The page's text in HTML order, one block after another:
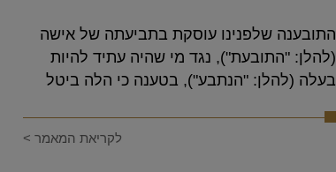
התובענה שלפנינו עוסקת בתביעתה של אישה
(להלן: "התובעת"), נגד מי שהיה עתיד להיות
בעלה (להלן: "הנתבע"), בטענה כי הלה ביטל
לקריאת המאמר >